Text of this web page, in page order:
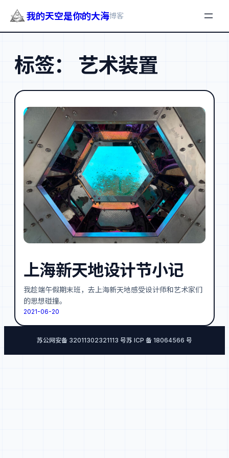
我的天空是你的大海博客
标签： 艺术装置
上海新天地设计节小记
我趁端午假期末班，去上海新天地感受设计师和艺术家们
的思想碰撞。
2021-06-20
苏公网安备 32011302321113 号苏 ICP 备 18064566 号